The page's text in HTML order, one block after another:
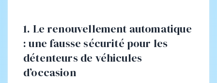
1. Le renouvellement automatique
: une fausse sécurité pour les
détenteurs de véhicules
d’occasion